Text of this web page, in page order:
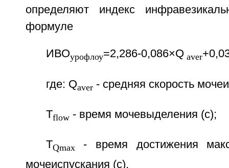
определяют индекс
формуле
ИВОурофлоу=2,286-0,086×Q aver
где: Qaver- средняя скорость
Tflow- время мочевыделения (с);
TQmax- время достижения
мочеиспускания (с).